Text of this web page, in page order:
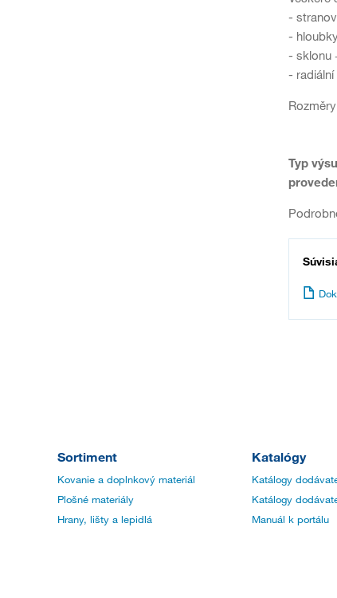
-
-
- sklonu
-
Typ
Sortiment
Kovanie a doplnkový materiál
Plošné materiály
Hrany, lišty a lepidlá
Katalógy
Katálogy
Katálogy
Manuál k portálu